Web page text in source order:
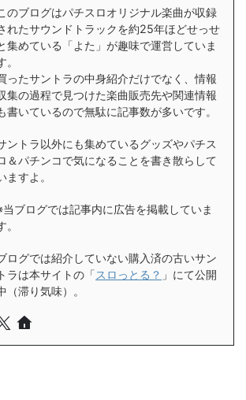
のブログはパチスロオリジナル楽曲が収録
れたサウンドトラックを約25年ほどせっせ
集めている「よた」が趣味で運営していま
。
ったサントラの中身紹介だけでなく、情報
集の過程で見つけた楽曲販売先や関連情報
書いているので無駄に記事数が多いです。
ントラ以外にも集めているグッズやパチス
＆パチンコで気になることを書き散らして
ますよ。
当ブログでは記事内に広告を掲載していま
。
ログでは紹介していない購入済の古いサン
トラは本サイトの「スロっとる？ 」にて公開
（滞り気味）。